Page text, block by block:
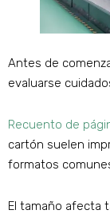
Antes de
evaluarse
Recuento de
cartón suelen
formatos
El tamaño afecta